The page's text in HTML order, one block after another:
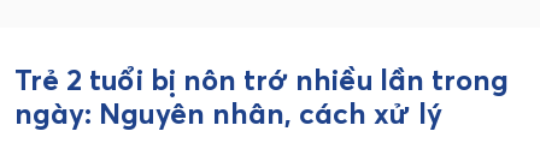
Trẻ 2 tuổi bị nôn trớ nhiều lần trong
ngày: Nguyên nhân, cách xử lý